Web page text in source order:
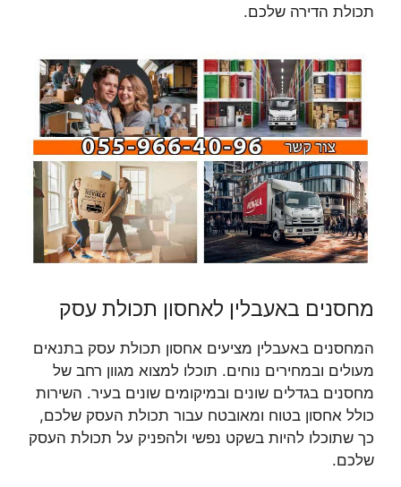
תכולת הדירה שלכם.
מחסנים באעבלין לאחסון תכולת עסק
המחסנים באעבלין מציעים אחסון תכולת עסק בתנאים
מעולים ובמחירים נוחים. תוכלו למצוא מגוון רחב של
מחסנים בגדלים שונים ובמיקומים שונים בעיר. השירות
כולל אחסון בטוח ומאובטח עבור תכולת העסק שלכם,
כך שתוכלו להיות בשקט נפשי ולהפניק על תכולת העסק
שלכם.